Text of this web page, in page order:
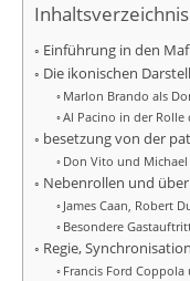
Inhaltsverzeichnis
Einführung in den
Die ikonischen
Marlon Brando als
Al Pacino in der Rolle
besetzung von der
Don Vito und
Nebenrollen und
James Caan, Robert
Besondere
Regie,
Francis Ford